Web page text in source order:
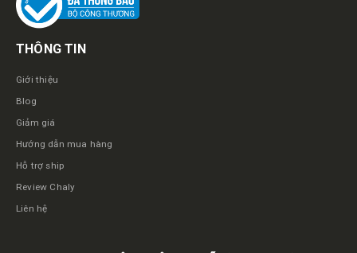
THÔNG TIN
Giới thiệu
Blog
Giảm giá
Hướng dẫn mua hàng
Hỗ trợ ship
Review Chaly
Liên hệ